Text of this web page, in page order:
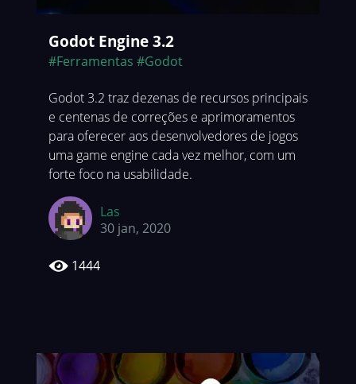
Godot Engine 3.2
#Ferramentas #Godot
Godot 3.2 traz dezenas de recursos principais
e centenas de correções e aprimoramentos
para oferecer aos desenvolvedores de jogos
uma game engine cada vez melhor, com um
forte foco na usabilidade.
Las
30 jan, 2020
1444